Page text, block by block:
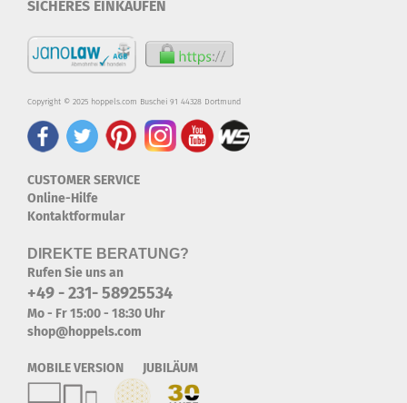
SICHERES EINKAUFEN
Copyright © 2025 hoppels.com Buschei 91 44328 Dortmund
CUSTOMER SERVICE
Online-Hilfe
Kontaktformular
DIREKTE BERATUNG?
Rufen Sie uns an
+49 - 231- 58925534
Mo - Fr 15:00 - 18:30 Uhr
shop@hoppels.com
MOBILE VERSION JUBILÄUM